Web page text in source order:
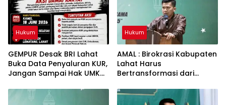
Hukum
GEMPUR Desak BRI Lahat
Buka Data Penyaluran KUR,
Jangan Sampai Hak UMKM
Hukum
AMAL : Birokrasi Kabupaten
Lahat Harus
Bertransformasi dari
Budaya Kinerja